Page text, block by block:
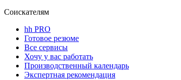
Соискателям
hh PRO
Готовое резюме
Все сервисы
Хочу у вас работать
Производственный календарь
Экспертная рекомендация